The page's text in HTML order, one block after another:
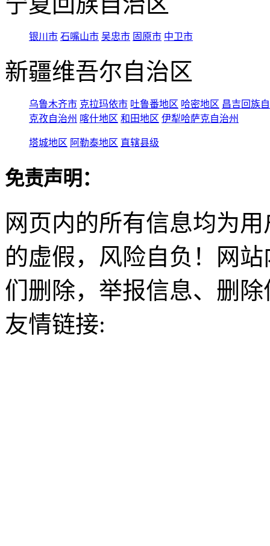
银川市 石嘴山市 吴忠市 固原市 中卫市
新疆维吾尔自治区
乌鲁木齐市 克拉玛依市 吐鲁番地区 哈密地区 昌吉回族
克孜自治州 喀什地区 和田地区 伊犁哈萨克自治州
塔城地区 阿勒泰地区 直辖县级
免责声明：
网页内的所有信息均为
的虚假，风险自负！网
们删除，举报信息、删
友情链接: